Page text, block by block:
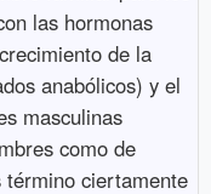
las hormonas
de la
anabólicos) y el
masculinas
como de
término ciertamente